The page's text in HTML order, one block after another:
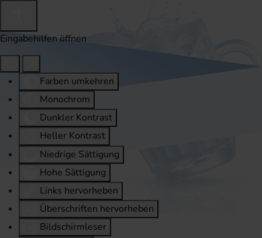
Eingabehilfen öffnen
Farben umkehren
Monochrom
Dunkler Kontrast
Heller Kontrast
Niedrige Sättigung
Hohe Sättigung
Links hervorheben
Überschriften hervorheben
Bildschirmleser